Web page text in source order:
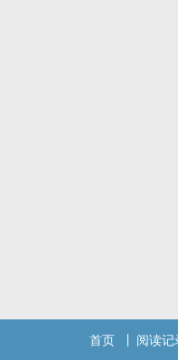
首页 阅读记